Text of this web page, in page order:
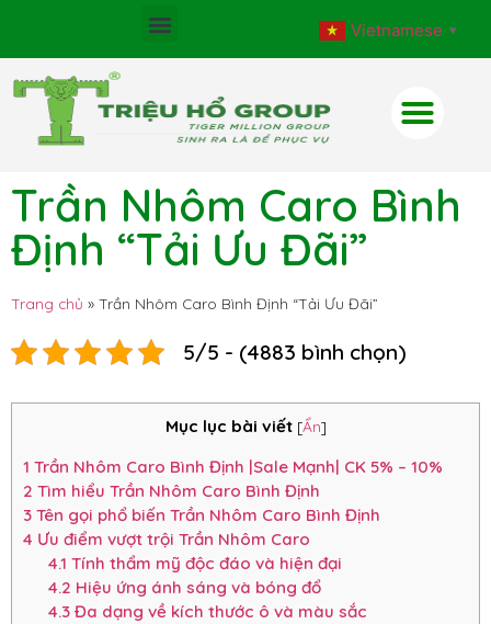
Vietnamese ▼
Trần Nhôm Caro Bình
Định “Tải Ưu Đãi”
Trang chủ » Trần Nhôm Caro Bình Định “Tải Ưu Đãi”
5/5 - (4883 bình chọn)
Mục lục bài viết [Ẩn]
1 Trần Nhôm Caro Bình Định |Sale Mạnh| CK 5% – 10%
2 Tìm hiểu Trần Nhôm Caro Bình Định
3 Tên gọi phổ biến Trần Nhôm Caro Bình Định
4 Ưu điểm vượt trội Trần Nhôm Caro
4.1 Tính thẩm mỹ độc đáo và hiện đại
4.2 Hiệu ứng ánh sáng và bóng đổ
4.3Đa dạng về kích thước ô và màu sắc